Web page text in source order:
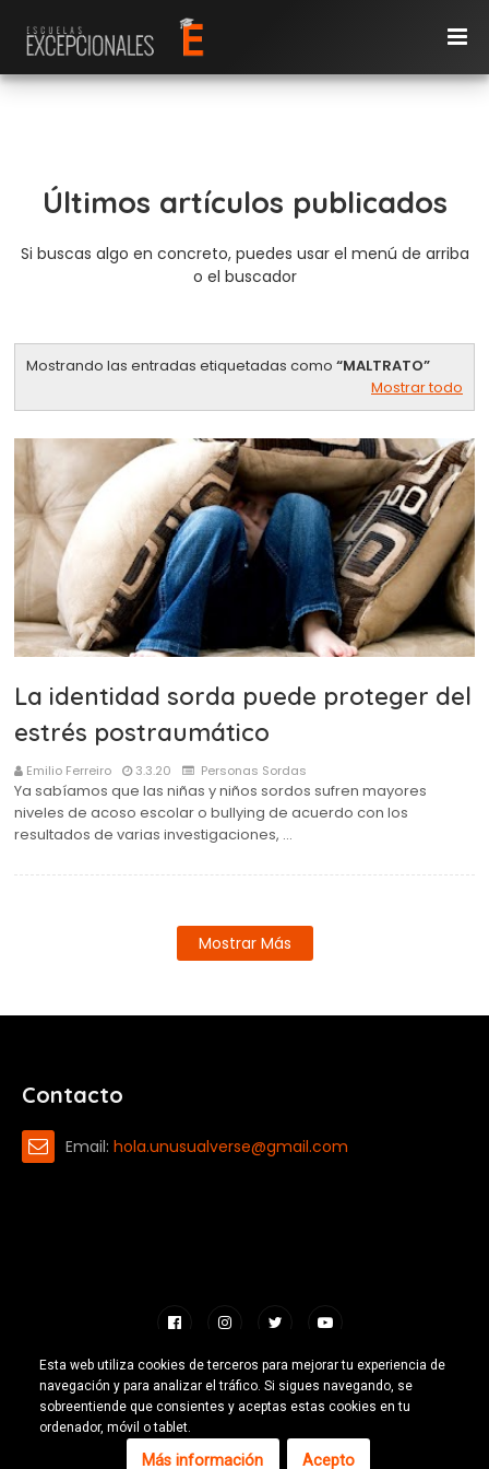
Últimos artículos publicados
Si buscas algo en concreto, puedes usar el menú de arriba
o el buscador
Mostrando las entradas etiquetadas como MALTRATO
Mostrar todo
La identidad sorda puede proteger del
estrés postraumático
Emilio Ferreiro 3.3.20 Personas Sordas
Ya sabíamos que las niñas y niños sordos sufren mayores
niveles de acoso escolar o bullying de acuerdo con los
resultados de varias investigaciones, …
Mostrar Más
Contacto
Email: hola.unusualverse@gmail.com
Hecho con 🧡 por Emilio Ferreiro |CC-BY-NC 4.02026 |Escuelas
Excepcionales
Esta web utiliza cookies de terceros para mejorar tu experiencia de
navegación y para analizar el tráfico. Si sigues navegando, se
sobreentiende que consientes y aceptas estas cookies en tu
ordenador, móvil o tablet.
Más información Acepto